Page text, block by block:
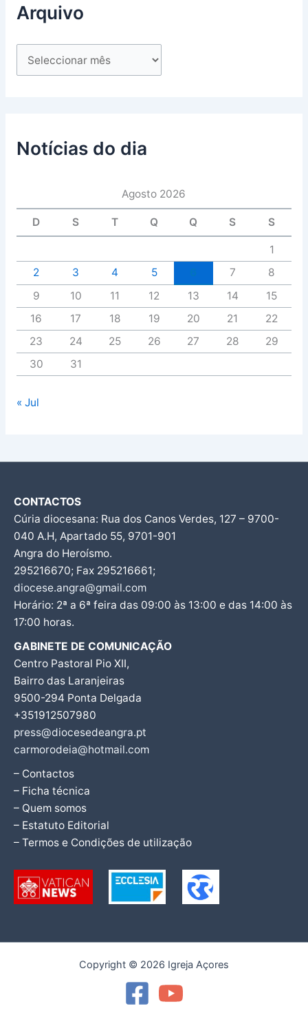
Arquivo
Notícias do dia
Agosto 2026
D S T Q Q S S
1
2
3 4 5 7
8
9
10 11 12 13 14
15
16
17 18 19 20 21
22
23
24 25 26 27 28
29
30
31
« Jul
CONTACTOS
Cúria diocesana: Rua dos Canos Verdes, 127 – 9700-
040 A.H, Apartado 55, 9701-901
Angra do Heroísmo.
295216670; Fax 295216661;
diocese.angra@gmail.com
Horário: 2ª a 6ª feira das 09:00 às 13:00 e das 14:00 às
17:00 horas.
GABINETE DE COMUNICAÇÃO
Centro Pastoral Pio XII,
Bairro das Laranjeiras
9500-294 Ponta Delgada
+351912507980
press@diocesedeangra.pt
carmorodeia@hotmail.com
– Contactos
– Ficha técnica
– Quem somos
– Estatuto Editorial
– Termos e Condições de utilização
Copyright © 2026 Igreja Açores